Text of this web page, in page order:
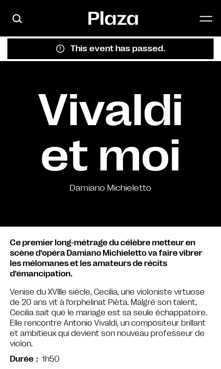
This event has passed.
Vivaldi
et moi
Damiano Michieletto
Ce premier long-métrage du célèbre metteur en
scène d’opéra Damiano Michieletto va faire vibrer
les mélomanes et les amateurs de récits
d’émancipation.
Venise du XVIIIe siècle, Cecilia, une violoniste virtuose
de 20 ans vit à l’orphelinat Pièta. Malgré son talent,
Cecilia sait que le mariage est sa seule échappatoire.
Elle rencontre Antonio Vivaldi, un compositeur brillant
et ambitieux qui devient son nouveau professeur de
violon.
Durée
1h50